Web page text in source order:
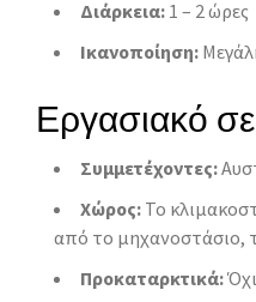
Διάρκεια: 1 – 2 ώρες
Ικανοποίηση:
Εργασιακό
Συμμετέχοντες:
Χώρος: Το
από το μηχανοστάσιο,
Προκαταρκτικά: